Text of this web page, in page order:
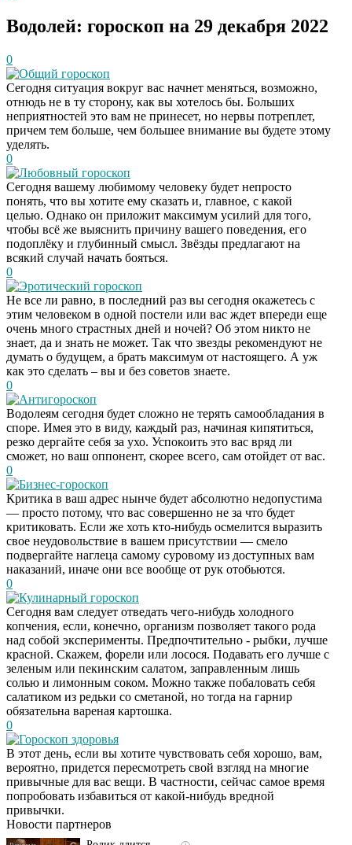
Водолей: гороскоп на 29 декабря 2022
0
Общий гороскоп
Сегодня ситуация вокруг вас начнет меняться, возможно,
отнюдь не в ту сторону, как вы хотелось бы. Больших
неприятностей это вам не принесет, но нервы потреплет,
причем тем больше, чем большее внимание вы будете этому
уделять.
0
Любовный гороскоп
Сегодня вашему любимому человеку будет непросто
понять, что вы хотите ему сказать и, главное, с какой
целью. Однако он приложит максимум усилий для того,
чтобы всё же выяснить причину вашего поведения, его
подоплёку и глубинный смысл. Звёзды предлагают на
всякий случай начать бояться.
0
Эротический гороскоп
Не все ли равно, в последний раз вы сегодня окажетесь с
этим человеком в одной постели или вас ждет впереди еще
очень много страстных дней и ночей? Об этом никто не
знает, да и знать не может. Так что звезды рекомендуют не
думать о будущем, а брать максимум от настоящего. А уж
как это сделать – вы и без советов знаете.
0
Антигороскоп
Водолеям сегодня будет сложно не терять самообладания в
споре. Имея это в виду, каждый раз, начиная кипятиться,
резко дергайте себя за ухо. Успокоить это вас вряд ли
сможет, но ваш оппонент, скорее всего, сам отойдет от вас.
0
Бизнес-гороскоп
Критика в ваш адрес нынче будет абсолютно недопустима
— просто потому, что вас совершенно не за что будет
критиковать. Если же хоть кто-нибудь осмелится выразить
свое неудовольствие в вашем присутствии — смело
подвергайте наглеца самому суровому из доступных вам
наказаний, иначе они все вообще от рук отобьются.
0
Кулинарный гороскоп
Сегодня вам следует отведать чего-нибудь холодного
копчения, если, конечно, организм позволяет такого рода
над собой эксперименты. Предпочтительно - рыбки, лучше
красной. Скажем, форели или лосося. Подавать его лучше с
зеленым или пекинским салатом, заправленным лишь
солью и лимонным соком. Можно также побаловать себя
салатиком из редьки со сметаной, но тогда на гарнир
обязательна вареная картошка.
0
Гороскоп здоровья
В этот день, если вы хотите чувствовать себя хорошо, вам,
вероятно, придется пересмотреть свой взгляд на многие
привычные для вас вещи. В частности, сейчас самое время
попробовать избавиться от какой-нибудь вредной
привычки.
Новости партнеров
i
Скрытая камера на
пляже Крыма: Что
люди вытворяют, когда
их не видят...
Ролик длится